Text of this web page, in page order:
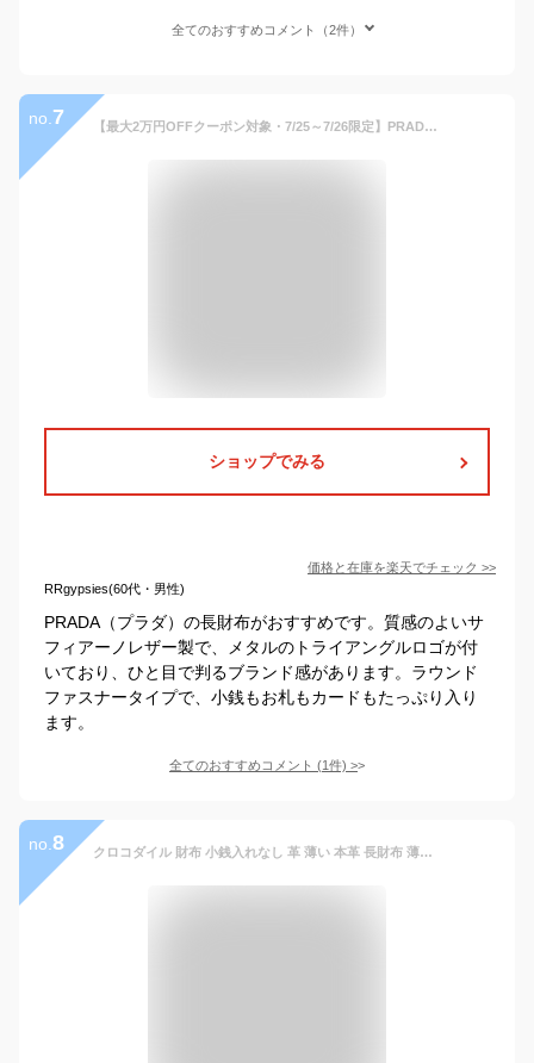
全てのおすすめコメント（2件）
no. 7 【最大2万円OFFクーポン対象・7/25～7/26限定】PRADA プラダ 長財布 2ML317 QHH F0002 メンズ サフィアーノレザー ラウンドファスナー トライアングルロゴメタル NERO【dc_kikaku】
ショップでみる
価格と在庫を楽天でチェック >>
RRgypsies(60代・男性)
PRADA（プラダ）の長財布がおすすめです。質感のよいサ
フィアーノレザー製で、メタルのトライアングルロゴが付
いており、ひと目で判るブランド感があります。ラウンド
ファスナータイプで、小銭もお札もカードもたっぷり入り
ます。
全てのおすすめコメント (1件) >
no. 8 クロコダイル 財布 小銭入れなし 革 薄い 本革 長財布 薄型 日本製 無双 一枚革 センター取り レザー ナイルクロコ クロコ財布 クロコダイル財布 丈夫 メンズ レディース 高級 本革財布 ビジネス 通勤 軽量 軽い 大容量 柔らかい ブランド